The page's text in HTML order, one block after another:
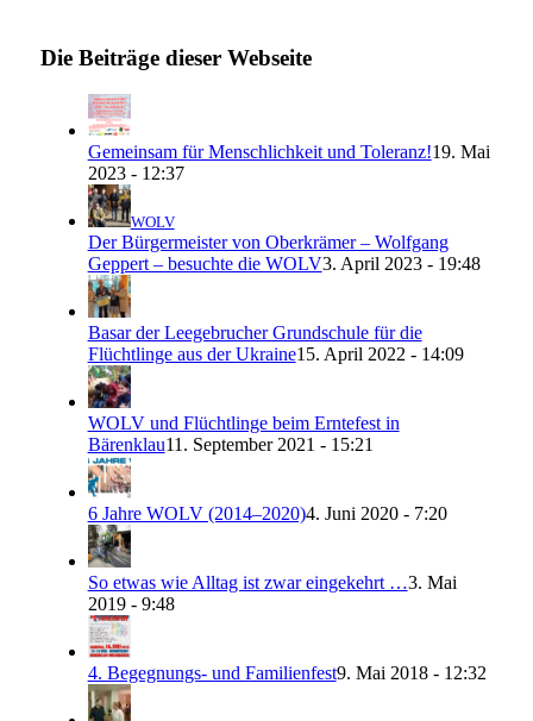
Die Beiträge dieser Webseite
Gemeinsam für Menschlichkeit und Toleranz!19. Mai
2023 - 12:37
WOLV
Der Bürgermeister von Oberkrämer – Wolfgang
Geppert – besuchte die WOLV3. April 2023 - 19:48
Basar der Leegebrucher Grundschule für die
Flüchtlinge aus der Ukraine15. April 2022 - 14:09
WOLV und Flüchtlinge beim Erntefest in
Bärenklau11. September 2021 - 15:21
6 Jahre WOLV (2014–2020)4. Juni 2020 - 7:20
So etwas wie Alltag ist zwar eingekehrt …3. Mai
2019 - 9:48
4. Begegnungs- und Familienfest9. Mai 2018 - 12:32